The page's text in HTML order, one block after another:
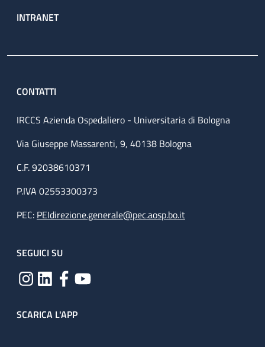
INTRANET
CONTATTI
IRCCS Azienda Ospedaliero - Universitaria di Bologna
Via Giuseppe Massarenti, 9, 40138 Bologna
C.F. 92038610371
P.IVA 02553300373
PEC: PEIdirezione.generale@pec.aosp.bo.it
SEGUICI SU
SCARICA L'APP